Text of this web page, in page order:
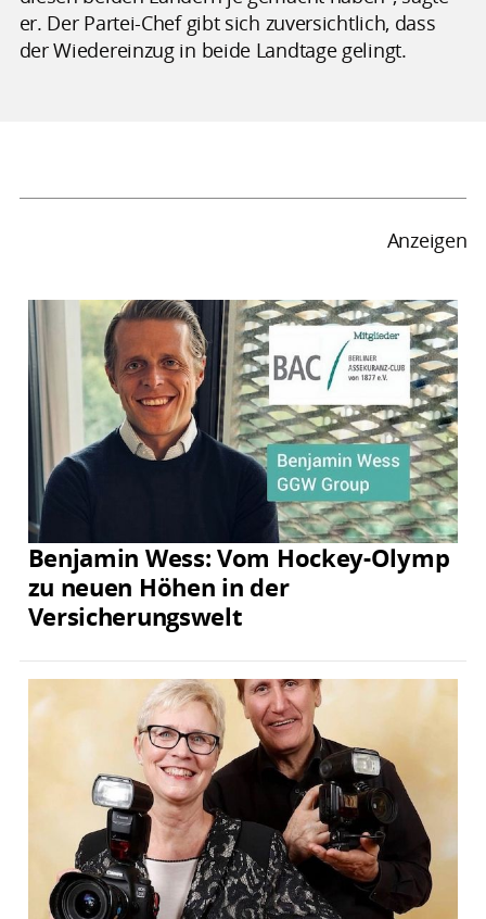
er. Der Partei-Chef gibt sich zuversichtlich, dass
der Wiedereinzug in beide Landtage gelingt.
Anzeigen
Benjamin Wess: Vom Hockey-Olymp
zu neuen Höhen in der
Versicherungswelt